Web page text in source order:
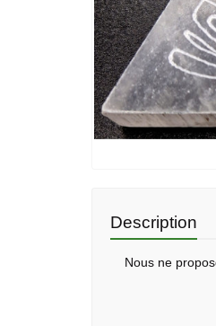
Description
Nous ne